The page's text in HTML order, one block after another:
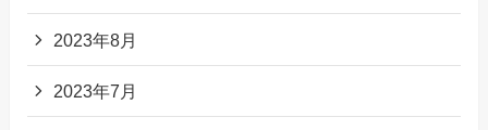
2023年8月
2023年7月